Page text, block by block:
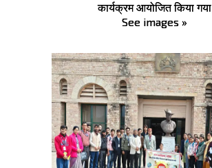
कार्यक्रम आयोजित किया गया
See images »